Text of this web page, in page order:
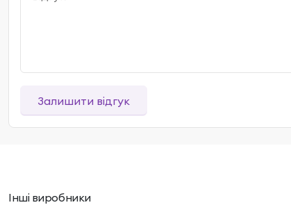
Залишити відгук
Інші виробники